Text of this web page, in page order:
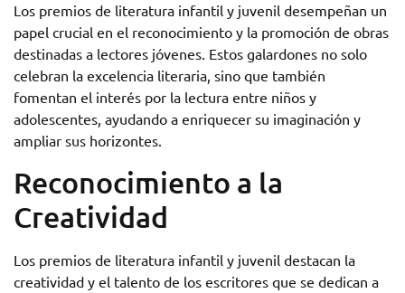
Los premios de literatura infantil y juvenil desempeñan un
papel crucial en el reconocimiento y la promoción de obras
destinadas a lectores jóvenes. Estos galardones no solo
celebran la excelencia literaria, sino que también
fomentan el interés por la lectura entre niños y
adolescentes, ayudando a enriquecer su imaginación y
ampliar sus horizontes.
Reconocimiento a la
Creatividad
Los premios de literatura infantil y juvenil destacan la
creatividad y el talento de los escritores que se dedican a